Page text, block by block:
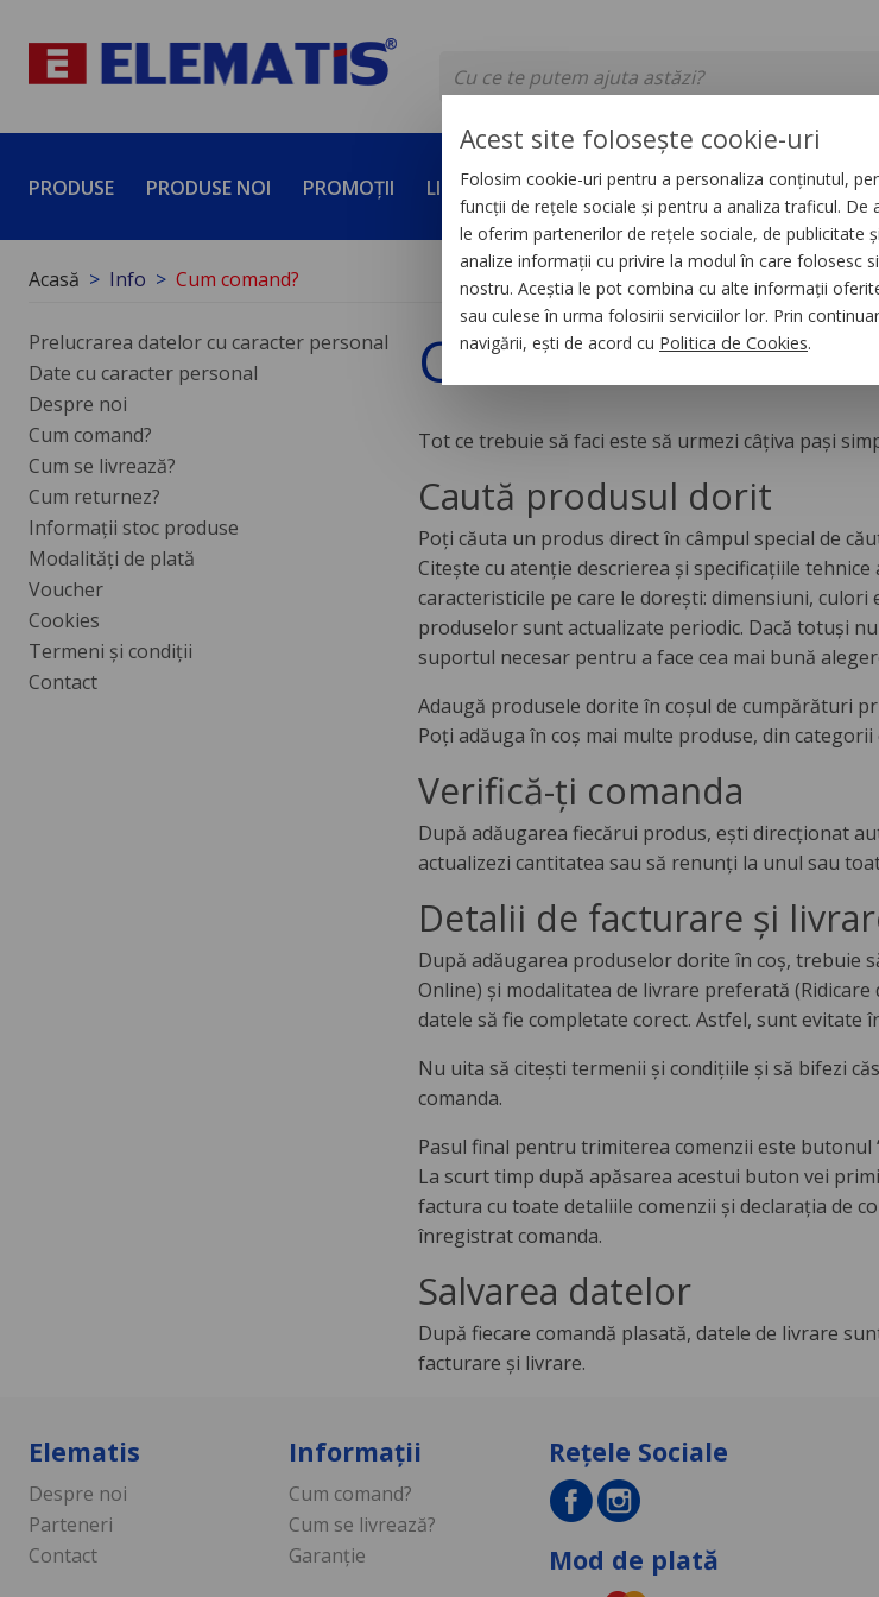
PRODUSE PRODUSE NOI PROMOȚII LICHIDĂRI DE STOC SERVICII DEVINO
Acasă Info Cum comand?
Prelucrarea datelor cu caracter personal
Date cu caracter personal
Despre noi
Cum comand?
Cum se livrează?
Cum returnez?
Informații stoc produse
Modalități de plată
Voucher
Cookies
Termeni și condiții
Contact
Cum comand?
Tot ce trebuie să faci este să urmezi câțiva pași
Caută produsul dorit
Poți căuta un produs direct în câmpul special de
Citeşte cu atenţie descrierea şi specificaţiile
caracteristicile pe care le doreşti: dimensiuni,
produselor sunt actualizate periodic. Dacă totuşi
suportul necesar pentru a face cea mai bună
Adaugă produsele dorite în coșul de cumpărături
Poți adăuga în coș mai multe produse, din categorii
Verifică-ți comanda
După adăugarea fiecărui produs, ești direcționat
actualizezi cantitatea sau să renunți la unul sau
Detalii de facturare și
După adăugarea produselor dorite în coș, trebuie
Online) și modalitatea de livrare preferată
datele să fie completate corect. Astfel, sunt evitate
Nu uita să citești termenii și condițiile și să bifezi
comanda.
Pasul final pentru trimiterea comenzii este butonul
La scurt timp după apăsarea acestui buton vei
factura cu toate detaliile comenzii şi declaraţia de
înregistrat comanda.
Salvarea datelor
După fiecare comandă plasată, datele de livrare
facturare şi livrare.
Elematis
Despre noi
Parteneri
Contact
Informații
Cum comand?
Cum se livrează?
Garanție
Rețele Sociale
Mod de plată
Acest site folosește cookie-uri
Folosim cookie-uri pentru a personaliza conținutul,
funcții de rețele sociale și pentru a analiza traficul. De
le oferim partenerilor de rețele sociale, de publicitate
analize informații cu privire la modul în care folosesc
nostru. Aceștia le pot combina cu alte informații
sau culese în urma folosirii serviciilor lor. Prin
navigării, ești de acord cu Politica de Cookies.